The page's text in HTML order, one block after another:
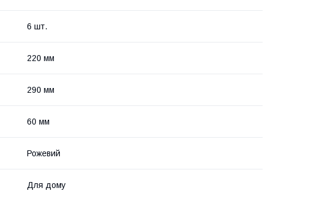
6 шт.
220 мм
290 мм
60 мм
Рожевий
Для дому